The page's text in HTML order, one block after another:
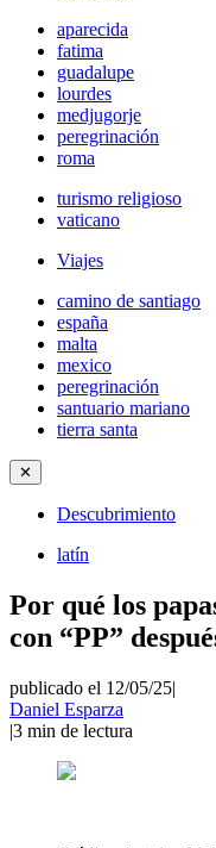
aparecida
fatima
guadalupe
lourdes
medjugorje
peregrinación
roma
turismo religioso
vaticano
Viajes
camino de santiago
españa
malta
mexico
peregrinación
santuario mariano
tierra santa
✕
Descubrimiento
latín
Por qué los
con “PP”
publicado el 12/05/25|
Daniel Esparza
|3 min de lectura